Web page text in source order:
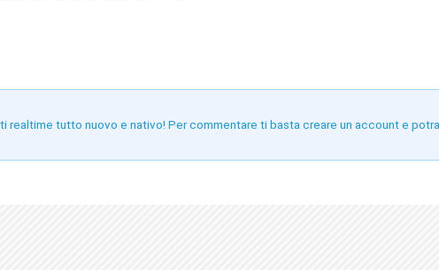
realtime tutto nuovo e nativo! Per commentare ti basta creare un account e